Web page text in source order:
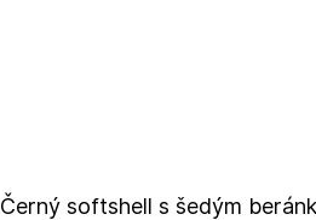
Černý softshell s šedým